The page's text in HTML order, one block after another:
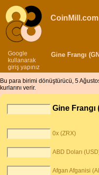
Google
kullanarak
giriş yapınız
Gine Frangı
Bu para birimi dönüştürücü, 5
kurlarını verir.
Gine Frangı
0x (ZRX)
ABD Doları
Afgan Afganisi